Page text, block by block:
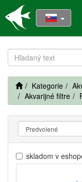
Kategorie
Akvarijné filtre
skladom v